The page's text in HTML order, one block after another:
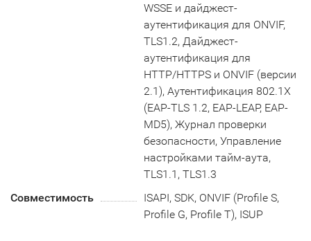
WSSE и дайджест-
аутентификация для ONVIF,
TLS1.2, Дайджест-
аутентификация для
HTTP/HTTPS и ONVIF (версии
2.1), Аутентификация 802.1X
(EAP-TLS 1.2, EAP-LEAP, EAP-
MD5), Журнал проверки
безопасности, Управление
настройками тайм-аута,
TLS1.1, TLS1.3
Совместимость
ISAPI, SDK, ONVIF (Profile S,
Profile G, Profile T), ISUP